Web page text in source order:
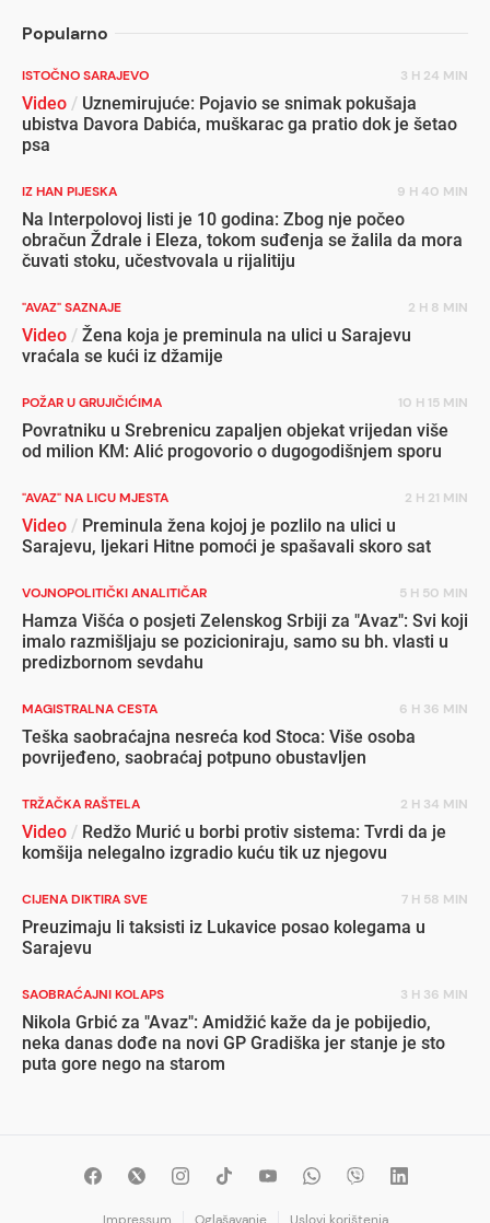
Popularno
ISTOČNO SARAJEVO 3 H 24 MIN
Video / Uznemirujuće: Pojavio se snimak pokušaja
ubistva Davora Dabića, muškarac ga pratio dok je šetao
psa
IZ HAN PIJESKA 9 H 40 MIN
Na Interpolovoj listi je 10 godina: Zbog nje počeo
obračun Ždrale i Eleza, tokom suđenja se žalila da mora
čuvati stoku, učestvovala u rijalitiju
"AVAZ" SAZNAJE 2 H 8 MIN
Video / Žena koja je preminula na ulici u Sarajevu
vraćala se kući iz džamije
POŽAR U GRUJIČIĆIMA 10 H 15 MIN
Povratniku u Srebrenicu zapaljen objekat vrijedan više
od milion KM: Alić progovorio o dugogodišnjem sporu
"AVAZ" NA LICU MJESTA 2 H 21 MIN
Video / Preminula žena kojoj je pozlilo na ulici u
Sarajevu, ljekari Hitne pomoći je spašavali skoro sat
VOJNOPOLITIČKI ANALITIČAR 5 H 50 MIN
Hamza Višća o posjeti Zelenskog Srbiji za "Avaz": Svi koji
imalo razmišljaju se pozicioniraju, samo su bh. vlasti u
predizbornom sevdahu
MAGISTRALNA CESTA 6 H 36 MIN
Teška saobraćajna nesreća kod Stoca: Više osoba
povrijeđeno, saobraćaj potpuno obustavljen
TRŽAČKA RAŠTELA 2 H 34 MIN
Video / Redžo Murić u borbi protiv sistema: Tvrdi da je
komšija nelegalno izgradio kuću tik uz njegovu
CIJENA DIKTIRA SVE 7 H 58 MIN
Preuzimaju li taksisti iz Lukavice posao kolegama u
Sarajevu
SAOBRAĆAJNI KOLAPS 3 H 36 MIN
Nikola Grbić za "Avaz": Amidžić kaže da je pobijedio,
neka danas dođe na novi GP Gradiška jer stanje je sto
puta gore nego na starom
Impressum Oglašavanje Uslovi korištenja